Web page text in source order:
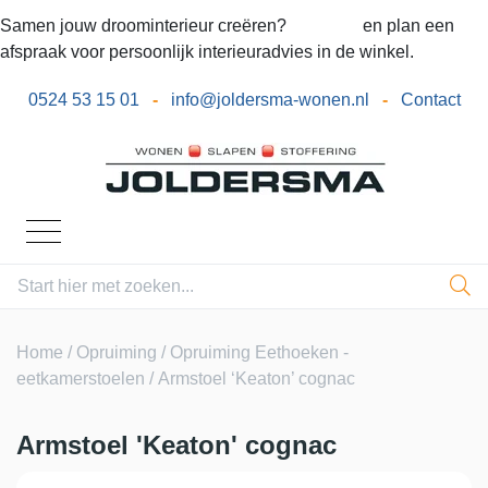
Samen jouw droominterieur creëren?
en plan een
afspraak voor persoonlijk interieuradvies in de winkel.
0524 53 15 01 - info@joldersma-wonen.nl - Contact
Home / Opruiming / Opruiming Eethoeken -
eetkamerstoelen / Armstoel ‘Keaton’ cognac
Armstoel 'Keaton' cognac